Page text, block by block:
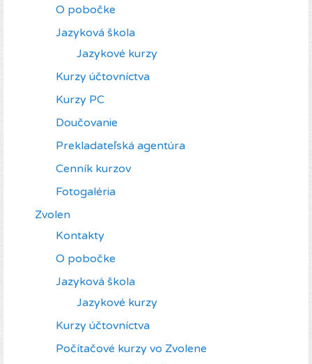
O pobočke
Jazyková škola
Jazykové kurzy
Kurzy účtovníctva
Kurzy PC
Doučovanie
Prekladateľská agentúra
Cenník kurzov
Fotogaléria
Zvolen
Kontakty
O pobočke
Jazyková škola
Jazykové kurzy
Kurzy účtovníctva
Počítačové kurzy vo Zvolene